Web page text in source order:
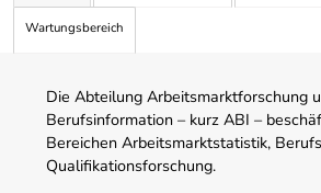
Wartungsbereich
Die Abteilung Arbeitsmarktforschung
Berufsinformation – kurz ABI –
Bereichen Arbeitsmarktstatistik,
Qualifikationsforschung.